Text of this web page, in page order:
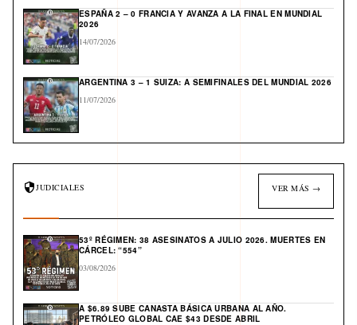
ESPAÑA 2 – 0 FRANCIA Y AVANZA A LA FINAL EN MUNDIAL
2026
14/07/2026
ARGENTINA 3 – 1 SUIZA: A SEMIFINALES DEL MUNDIAL 2026
11/07/2026
JUDICIALES VER MÁS →
53º RÉGIMEN: 38 ASESINATOS A JULIO 2026. MUERTES EN
CÁRCEL: “554”
03/08/2026
A $6.89 SUBE CANASTA BÁSICA URBANA AL AÑO.
PETRÓLEO GLOBAL CAE $43 DESDE ABRIL